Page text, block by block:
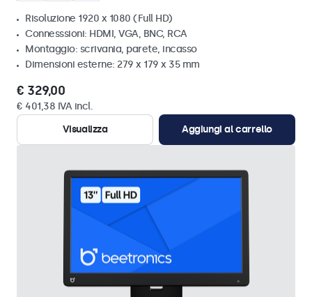
Risoluzione 1920 x 1080 (Full HD)
Connesssioni: HDMI, VGA, BNC, RCA
Montaggio: scrivania, parete, incasso
Dimensioni esterne: 279 x 179 x 35 mm
€ 329,00
€ 401,38 IVA incl.
Visualizza
Aggiungi al carrello